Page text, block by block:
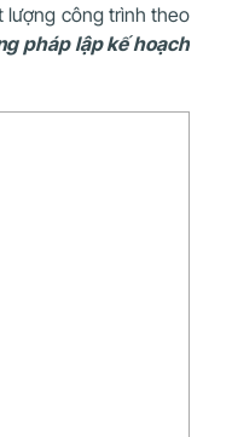
lượng công trình theo
pháp lập kế hoạch